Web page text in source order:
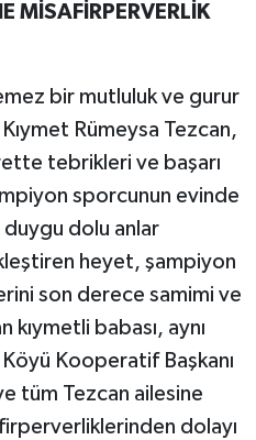
MİSAFİRPERVERLİK
bir mutluluk ve gurur
Rümeysa Tezcan,
tebrikleri ve başarı
sporcunun evinde
dolu anlar
heyet, şampiyon
son derece samimi ve
kıymetli babası, aynı
Kooperatif Başkanı
tüm Tezcan ailesine
dolayı